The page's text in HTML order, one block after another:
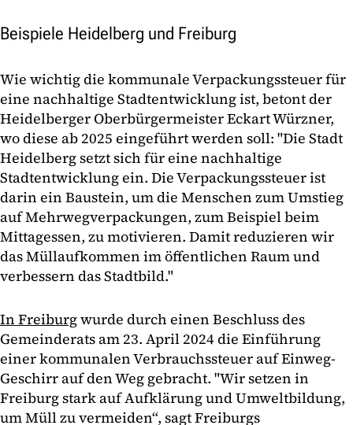
Beispiele Heidelberg und Freiburg
Wie wichtig die kommunale Verpackungssteuer für
eine nachhaltige Stadtentwicklung ist, betont der
Heidelberger Oberbürgermeister Eckart Würzner,
wo diese ab 2025 eingeführt werden soll: "Die Stadt
Heidelberg setzt sich für eine nachhaltige
Stadtentwicklung ein. Die Verpackungssteuer ist
darin ein Baustein, um die Menschen zum Umstieg
auf Mehrwegverpackungen, zum Beispiel beim
Mittagessen, zu motivieren. Damit reduzieren wir
das Müllaufkommen im öffentlichen Raum und
verbessern das Stadtbild."
In Freiburgwurde durch einen Beschluss des
Gemeinderats am 23. April 2024 die Einführung
einer kommunalen Verbrauchssteuer auf Einweg-
Geschirr auf den Weg gebracht. "Wir setzen in
Freiburg stark auf Aufklärung und Umweltbildung,
um Müll zu vermeiden“, sagt Freiburgs